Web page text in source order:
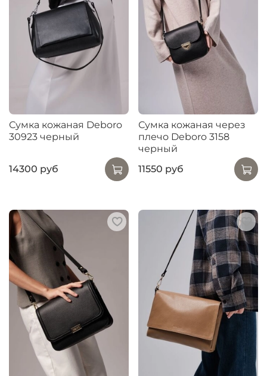
Сумка кожаная Deboro
30923 черный
14300 руб
Сумка кожаная через
плечо Deboro 3158
черный
11550 руб